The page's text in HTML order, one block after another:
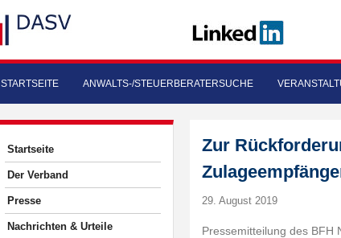
STARTSEITE ANWALTS-/STEUERBERATERSUCHE
Startseite
Der Verband
Presse
Nachrichten & Urteile
Zur
29. August 2019
Pressemitteilung des BFH